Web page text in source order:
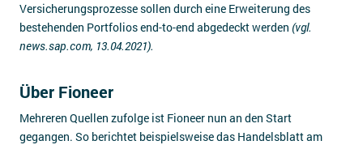
Versicherungsprozesse sollen durch eine Erweiterung des
bestehenden Portfolios end-to-end abgedeckt werden (vgl.
news.sap.com, 13.04.2021).
Über Fioneer
Mehreren Quellen zufolge ist Fioneer nun an den Start
gegangen. So berichtet beispielsweise das Handelsblatt am